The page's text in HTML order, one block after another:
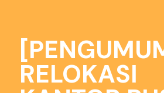
RELOKASI